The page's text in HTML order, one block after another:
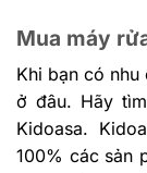
Mua máy
Khi bạn có nhu
ở đâu. Hãy
Kidoasa.
100% các sản